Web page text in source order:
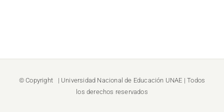
© Copyright | Universidad Nacional de Educación UNAE | Todos
los derechos reservados